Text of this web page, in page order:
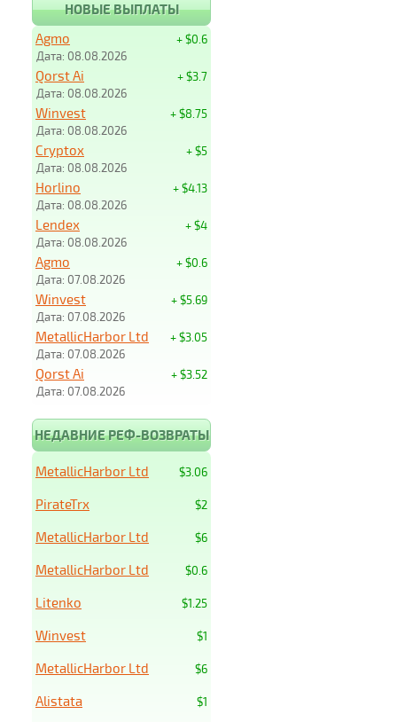
НОВЫЕ ВЫПЛАТЫ
+ $0.6
Agmo
Дата: 08.08.2026
+ $3.7
Qorst Ai
Дата: 08.08.2026
+ $8.75
Winvest
Дата: 08.08.2026
+ $5
Cryptox
Дата: 08.08.2026
+ $4.13
Horlino
Дата: 08.08.2026
+ $4
Lendex
Дата: 08.08.2026
+ $0.6
Agmo
Дата: 07.08.2026
+ $5.69
Winvest
Дата: 07.08.2026
+ $3.05
MetallicHarbor Ltd
Дата: 07.08.2026
+ $3.52
Qorst Ai
Дата: 07.08.2026
НЕДАВНИЕ РЕФ-ВОЗВРАТЫ
$3.06
MetallicHarbor Ltd
$2
PirateTrx
$6
MetallicHarbor Ltd
$0.6
MetallicHarbor Ltd
$1.25
Litenko
$1
Winvest
$6
MetallicHarbor Ltd
$1
Alistata